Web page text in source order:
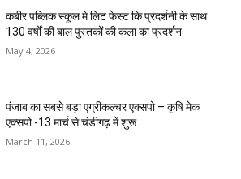
कबीर पब्लिक स्कूल मे लिट फेस्ट कि प्रदर्शनी के साथ
130 वर्षों की बाल पुस्तकों की कला का प्रदर्शन
May 4, 2026
पंजाब का सबसे बड़ा एग्रीकल्चर एक्सपो – कृषि मेक
एक्सपो -13 मार्च से चंडीगढ़ में शुरू
March 11, 2026